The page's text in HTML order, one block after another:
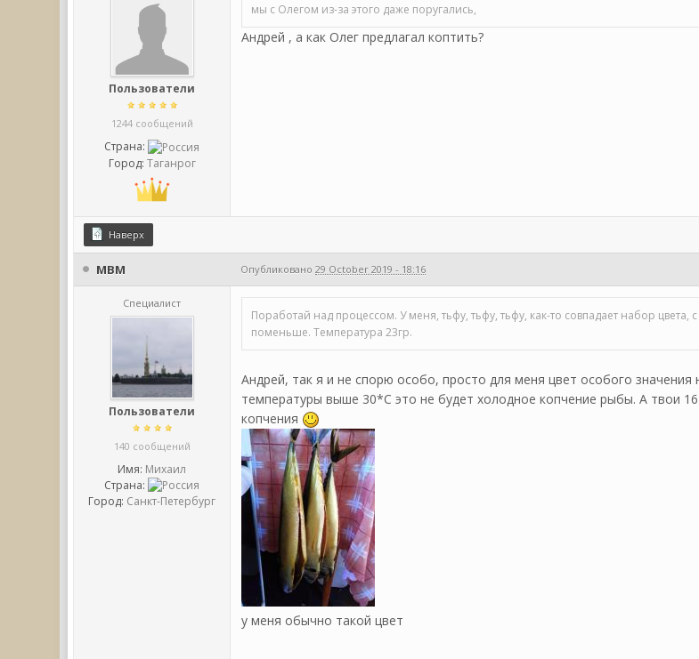
Пользователи
1244 сообщений
Страна:
Город: Таганрог
мы с Олегом из-за этого даже поругались,
Андрей , а как Олег предлагал коптить?
Наверх
МВМ Опубликовано29 October 2019 - 18:16
Специалист
Пользователи
140 сообщений
Имя: Михаил
Страна:
Город: Санкт-Петербург
Поработай над процессом. У меня, тьфу, тьфу, тьфу, как-то совпадает набор
поменьше. Температура 23гр.
Андрей, так я и не спорю особо, просто для меня цвет особого
температуры выше 30*С это не будет холодное копчение рыбы. А твои
копчения
у меня обычно такой цвет